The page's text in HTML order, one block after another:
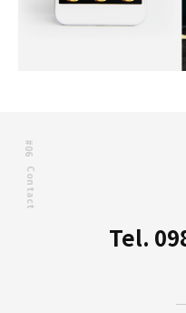
#06
Contact
Tel.